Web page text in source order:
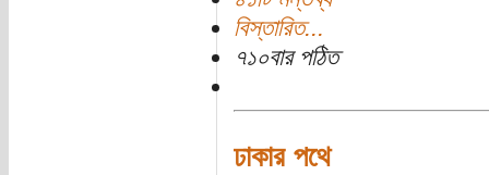
বিস্তারিত...
৭১০বার পঠিত
ঢাকার পথে